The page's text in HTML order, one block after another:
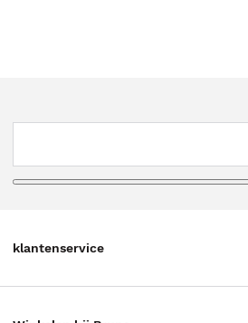
klantenservice